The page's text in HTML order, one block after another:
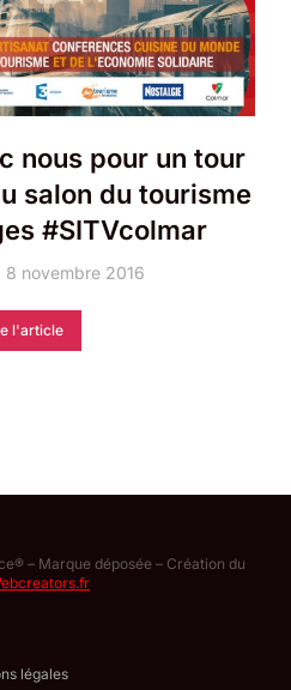
nous pour un tour
salon du tourisme
#SITVcolmar
8 novembre 2016
l'article
– Marque déposée – Création du
légales